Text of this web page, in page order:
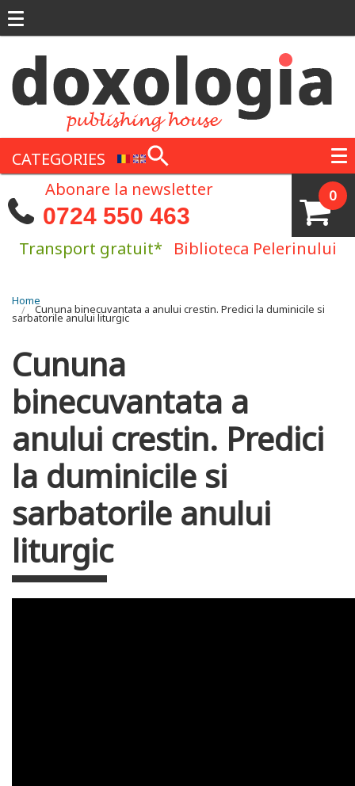
CATEGORIES
0
Abonare la newsletter
0724 550 463
Transport gratuit* Biblioteca Pelerinului
You are here
Home
Cununa binecuvantata a anului crestin. Predici la duminicile si
sarbatorile anului liturgic
Cununa
binecuvantata a
anului crestin. Predici
la duminicile si
sarbatorile anului
liturgic